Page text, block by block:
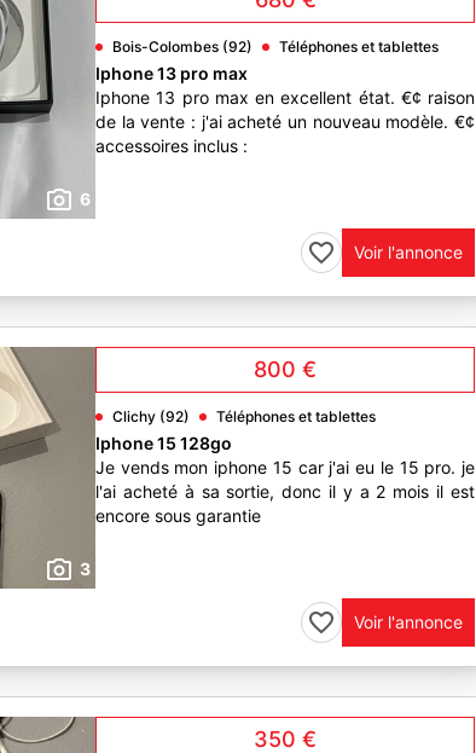
6
Bois-Colombes (92) Téléphones et tablettes
Iphone 13 pro max
Iphone 13 pro max en excellent état. €¢ raison
de la vente : j'ai acheté un nouveau modèle. €¢
accessoires inclus :
Voir l'annonce
3
800 €
Clichy (92) Téléphones et tablettes
Iphone 15 128go
Je vends mon iphone 15 car j'ai eu le 15 pro. je
l'ai acheté à sa sortie, donc il y a 2 mois il est
encore sous garantie
Voir l'annonce
350 €